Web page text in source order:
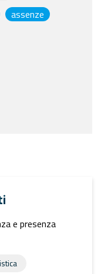
assenze
e presenza